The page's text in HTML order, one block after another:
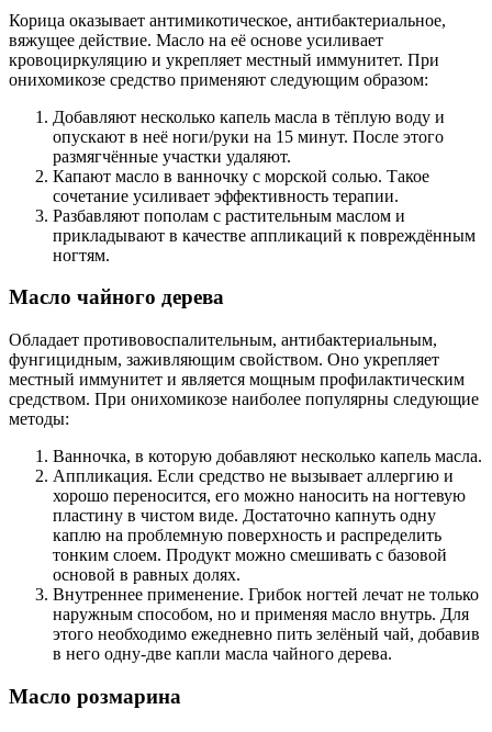
Корица оказывает антимикотическое, антибактериальное,
вяжущее действие. Масло на её основе усиливает
кровоциркуляцию и укрепляет местный иммунитет. При
онихомикозе средство применяют следующим образом:
Добавляют несколько капель масла в тёплую воду и
опускают в неё ноги/руки на 15 минут. После этого
размягчённые участки удаляют.
Капают масло в ванночку с морской солью. Такое
сочетание усиливает эффективность терапии.
Разбавляют пополам с растительным маслом и
прикладывают в качестве аппликаций к повреждённым
ногтям.
Масло чайного дерева
Обладает противовоспалительным, антибактериальным,
фунгицидным, заживляющим свойством. Оно укрепляет
местный иммунитет и является мощным профилактическим
средством. При онихомикозе наиболее популярны следующие
методы:
Ванночка, в которую добавляют несколько капель масла.
Аппликация. Если средство не вызывает аллергию и
хорошо переносится, его можно наносить на ногтевую
пластину в чистом виде. Достаточно капнуть одну
каплю на проблемную поверхность и распределить
тонким слоем. Продукт можно смешивать с базовой
основой в равных долях.
Внутреннее применение. Грибок ногтей лечат не только
наружным способом, но и применяя масло внутрь. Для
этого необходимо ежедневно пить зелёный чай, добавив
в него одну-две капли масла чайного дерева.
Масло розмарина